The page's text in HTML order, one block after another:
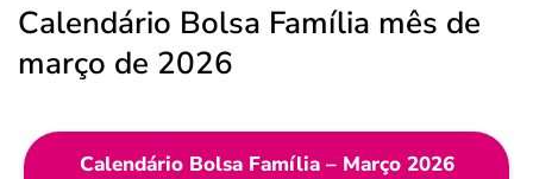
Calendário Bolsa Família mês de
março de 2026
Calendário Bolsa Família – Março 2026